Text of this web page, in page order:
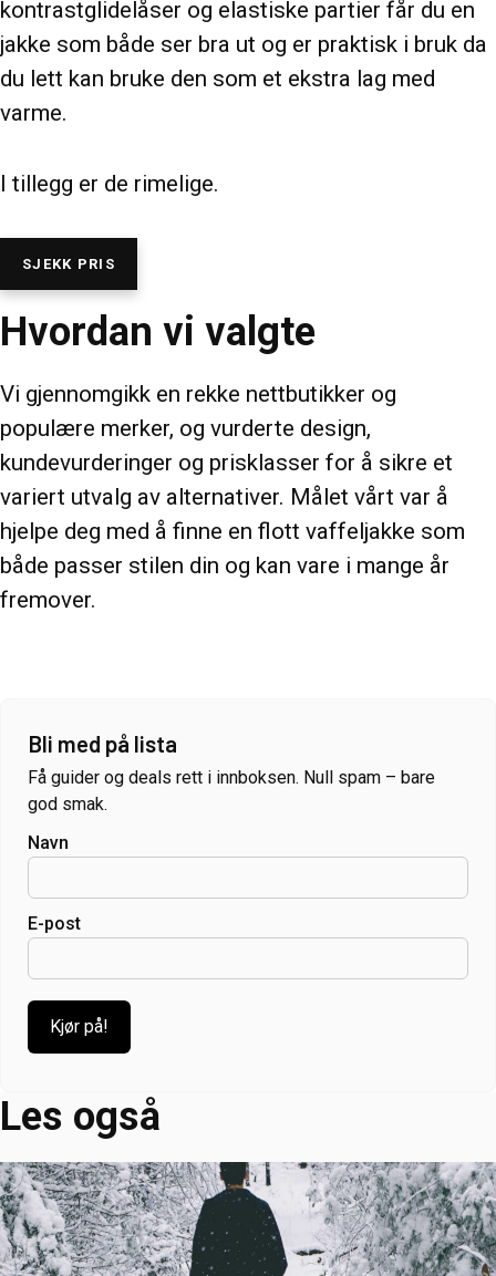
kontrastglidelåser og elastiske partier får du en
jakke som både ser bra ut og er praktisk i bruk da
du lett kan bruke den som et ekstra lag med
varme.
I tillegg er de rimelige.
SJEKK PRIS
Hvordan vi valgte
Vi gjennomgikk en rekke nettbutikker og
populære merker, og vurderte design,
kundevurderinger og prisklasser for å sikre et
variert utvalg av alternativer. Målet vårt var å
hjelpe deg med å finne en flott vaffeljakke som
både passer stilen din og kan vare i mange år
fremover.
Bli med på lista
Få guider og deals rett i innboksen. Null spam – bare
god smak.
Navn
E-post
Les også